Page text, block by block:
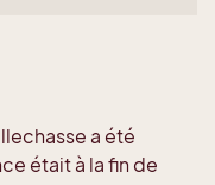
a été
était à la fin de